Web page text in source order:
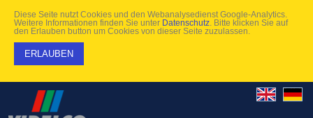
Diese Seite nutzt Cookies und den Webanalysedienst Google-Analytics.
Weitere Informationen finden Sie unter Datenschutz . Bitte klicken Sie auf
den Erlauben button um Cookies von dieser Seite zuzulassen.
ERLAUBEN